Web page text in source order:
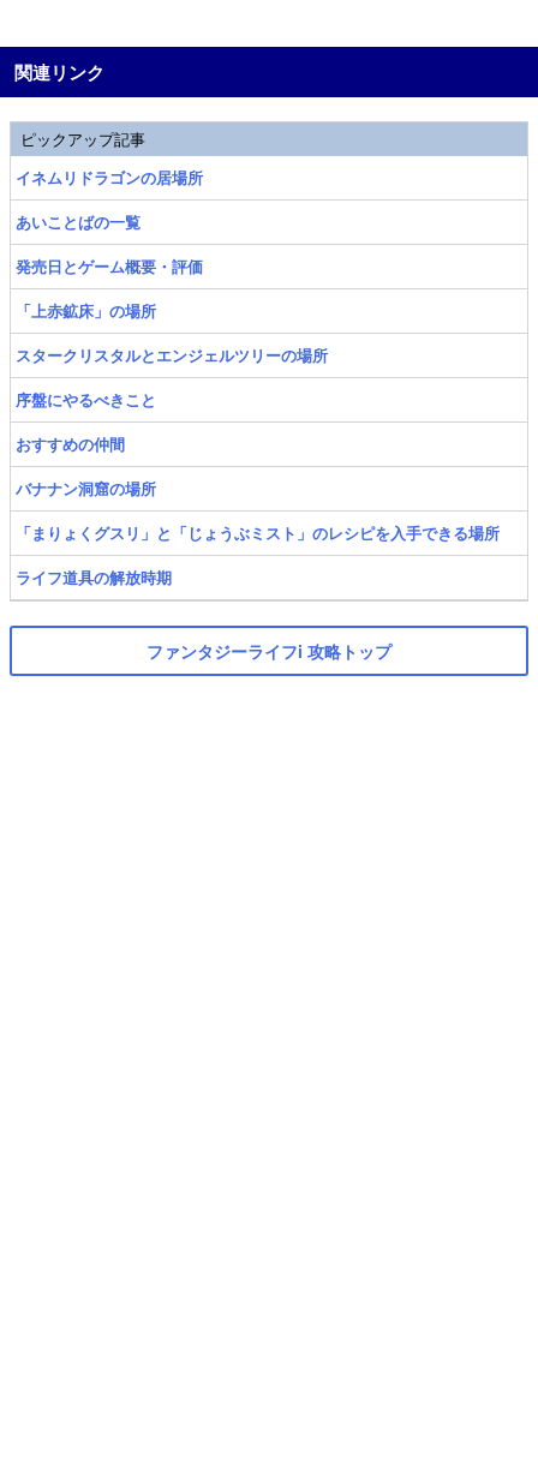
関連リンク
ピックアップ記事
イネムリドラゴンの居場所
あいことばの一覧
発売日とゲーム概要・評価
「上赤鉱床」の場所
スタークリスタルとエンジェルツリーの場所
序盤にやるべきこと
おすすめの仲間
バナナン洞窟の場所
「まりょくグスリ」と「じょうぶミスト」のレシピを入手できる場所
ライフ道具の解放時期
ファンタジーライフi 攻略トップ